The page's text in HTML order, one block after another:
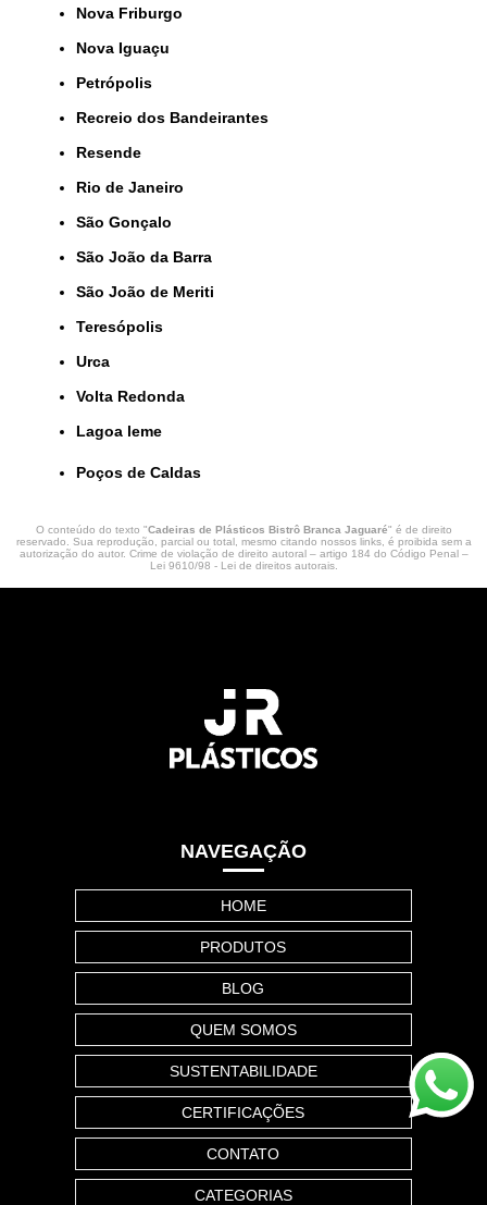
Nova Friburgo
Nova Iguaçu
Petrópolis
Recreio dos Bandeirantes
Resende
Rio de Janeiro
São Gonçalo
São João da Barra
São João de Meriti
Teresópolis
Urca
Volta Redonda
lagoa leme
Poços de Caldas
O conteúdo do texto "Cadeiras de Plásticos Bistrô Branca Jaguaré" é de direito
reservado. Sua reprodução, parcial ou total, mesmo citando nossos links, é proibida sem a
autorização do autor. Crime de violação de direito autoral – artigo 184 do Código Penal –
Lei 9610/98 - Lei de direitos autorais.
NAVEGAÇÃO
HOME
PRODUTOS
BLOG
QUEM SOMOS
SUSTENTABILIDADE
CERTIFICAÇÕES
CONTATO
CATEGORIAS